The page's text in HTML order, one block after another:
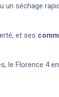
un séchage
et ses
le Florence 4